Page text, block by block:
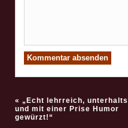
« „Echt lehrreich,
und mit einer Prise Humor
gewürzt!“